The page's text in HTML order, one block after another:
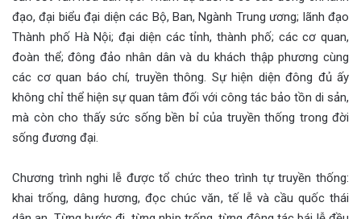
đạo, đại biểu đại diện các Bộ, Ban, Ngành Trung ương; lãnh đạo
Thành phố Hà Nội; đại diện các tỉnh, thành phố; các cơ quan,
đoàn thể; đông đảo nhân dân và du khách thập phương cùng
các cơ quan báo chí, truyền thông. Sự hiện diện đông đủ ấy
không chỉ thể hiện sự quan tâm đối với công tác bảo tồn di sản,
mà còn cho thấy sức sống bền bỉ của truyền thống trong đời
sống đương đại.
Chương trình nghi lễ được tổ chức theo trình tự truyền thống:
khai trống, dâng hương, đọc chúc văn, tế lễ và cầu quốc thái